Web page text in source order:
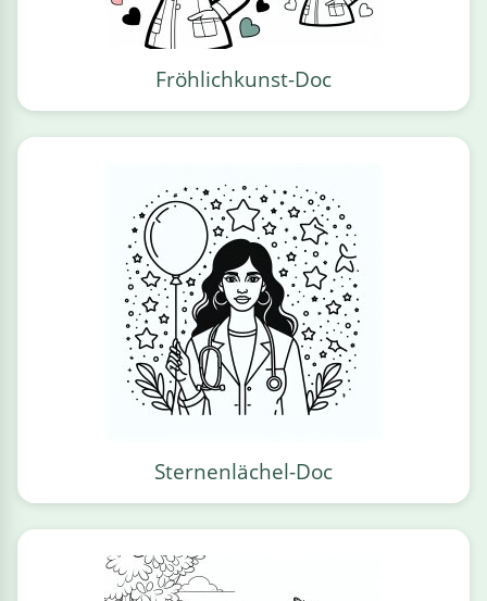
Fröhlichkunst-Doc
Sternenlächel-Doc